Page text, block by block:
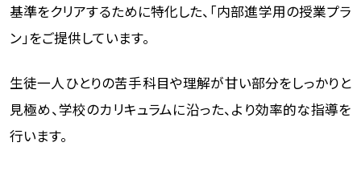
基準をクリアするために特化した、「内部進学用の授業プラ
ン」をご提供しています。
生徒一人ひとりの苦手科目や理解が甘い部分をしっかりと
見極め、学校のカリキュラムに沿った、より効率的な指導を
行います。